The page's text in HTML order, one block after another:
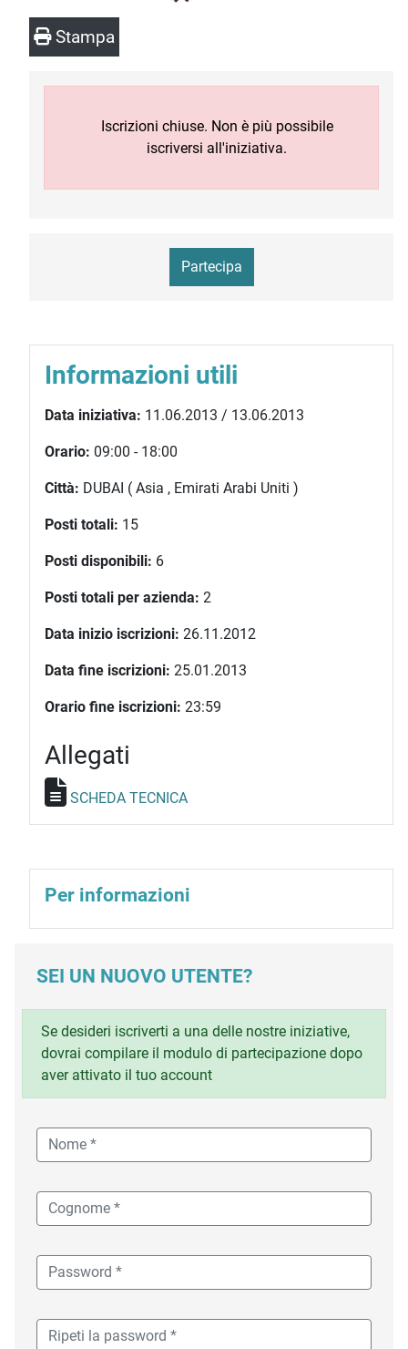
Stampa
Iscrizioni chiuse. Non è più possibile
iscriversi all'iniziativa.
Partecipa
Informazioni utili
Data iniziativa: 11.06.2013 / 13.06.2013
Orario: 09:00 - 18:00
Città: DUBAI ( Asia , Emirati Arabi Uniti )
Posti totali: 15
Posti disponibili: 6
Posti totali per azienda: 2
Data inizio iscrizioni: 26.11.2012
Data fine iscrizioni: 25.01.2013
Orario fine iscrizioni: 23:59
Allegati
SCHEDA TECNICA
Per informazioni
SEI UN NUOVO UTENTE?
Se desideri iscriverti a una delle nostre iniziative,
dovrai compilare il modulo di partecipazione dopo
aver attivato il tuo account